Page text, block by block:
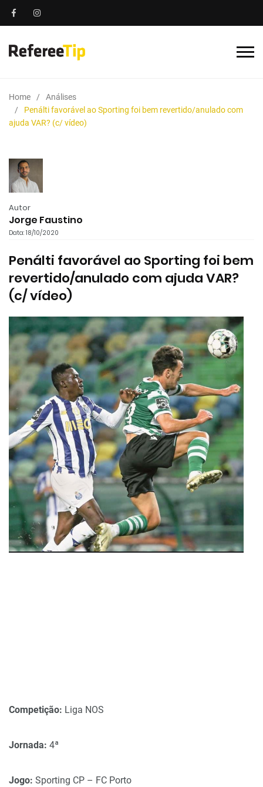
Home
Análises
Penálti favorável ao Sporting foi bem revertido/anulado com
ajuda VAR? (c/ vídeo)
Autor
Jorge Faustino
Data: 18/10/2020
Penálti favorável ao Sporting foi bem
revertido/anulado com ajuda VAR?
(c/ vídeo)
Competição: Liga NOS
Jornada: 4ª
Jogo: Sporting CP – FC Porto